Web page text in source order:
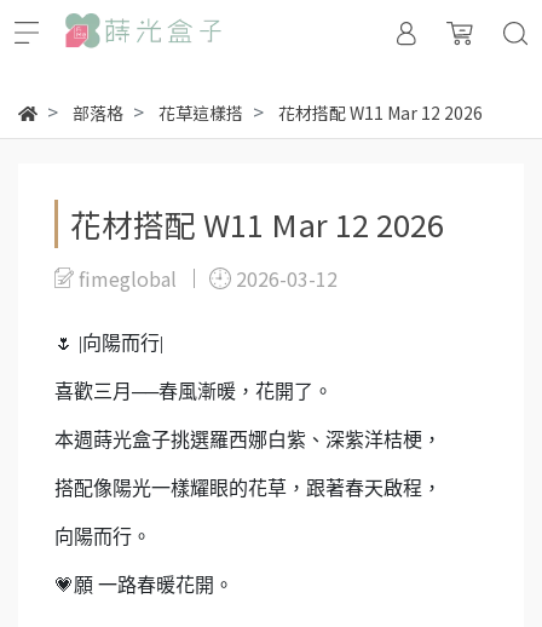
部落格 花草這樣搭 花材搭配 W11 Mar 12 2026
花材搭配 W11 Mar 12 2026
fimeglobal 2026-03-12
🌷 |向陽而行|
喜歡三月──春風漸暖，花開了。
本週蒔光盒子挑選羅西娜白紫、深紫洋桔梗，
搭配像陽光一樣耀眼的花草， 跟著春天啟程，
向陽而行。
💗願 一路春暖花開。